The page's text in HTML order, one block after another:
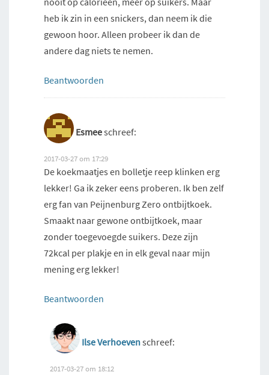
heb ik zin in een snickers, dan neem ik die
gewoon hoor. Alleen probeer ik dan de
andere dag niets te nemen.
Beantwoorden
Esmeeschreef:
2017-03-27 om 17:29
De koekmaatjes en bolletje reep klinken erg
lekker! Ga ik zeker eens proberen. Ik ben zelf
erg fan van Peijnenburg Zero ontbijtkoek.
Smaakt naar gewone ontbijtkoek, maar
zonder toegevoegde suikers. Deze zijn
72kcal per plakje en in elk geval naar mijn
mening erg lekker!
Beantwoorden
Ilse Verhoevenschreef:
2017-03-27 om 18:12